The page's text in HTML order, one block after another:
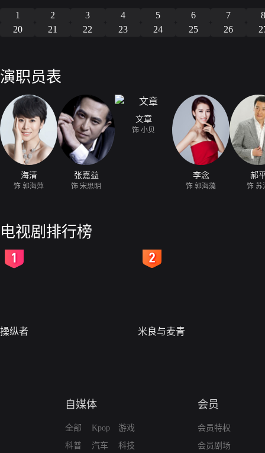
1 2 3 4 5 6 7
20
21 22 23 24 25 26
演职员表
海清
饰 郭海萍
张嘉益
饰 宋思明
文章
饰 小贝
李念
饰 郭海藻
郝
饰 苏
电视剧排行榜
操纵者 米良与麦青
自媒体
全部
科普
Kpop
汽车
游戏
科技
会员
会员特权
会员剧场